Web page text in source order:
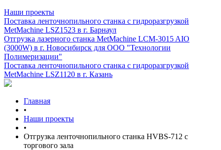
Наши проекты
Поставка ленточнопильного станка c гидроразгрузкой
MetMachine LSZ1523 в г. Барнаул
Отгрузка лазерного станка MetMachine LCM-3015 AIO
(3000W) в г. Новосибирск для ООО "Технологии
Полимеризации"
Поставка ленточнопильного станка c гидроразгрузкой
MetMachine LSZ1120 в г. Казань
Главная
•
Наши проекты
•
Отгрузка ленточнопильного станка HVBS-712 с
торгового зала